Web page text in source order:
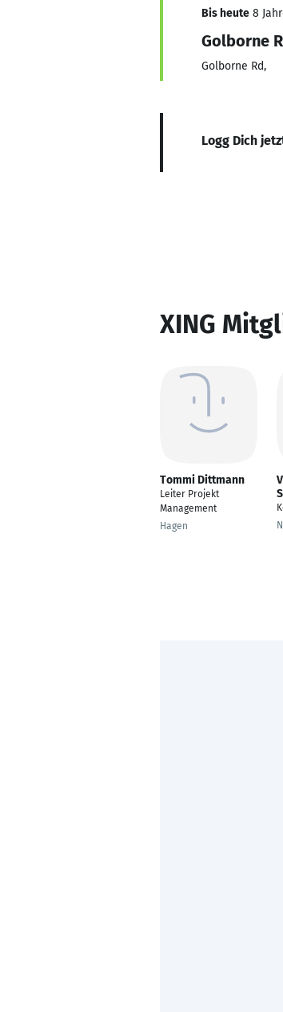
Bis heute 8
Golborne
Golborne Rd,
Logg Dich
XING
Tommi Dittmann
Leiter Projekt
Management
Hagen